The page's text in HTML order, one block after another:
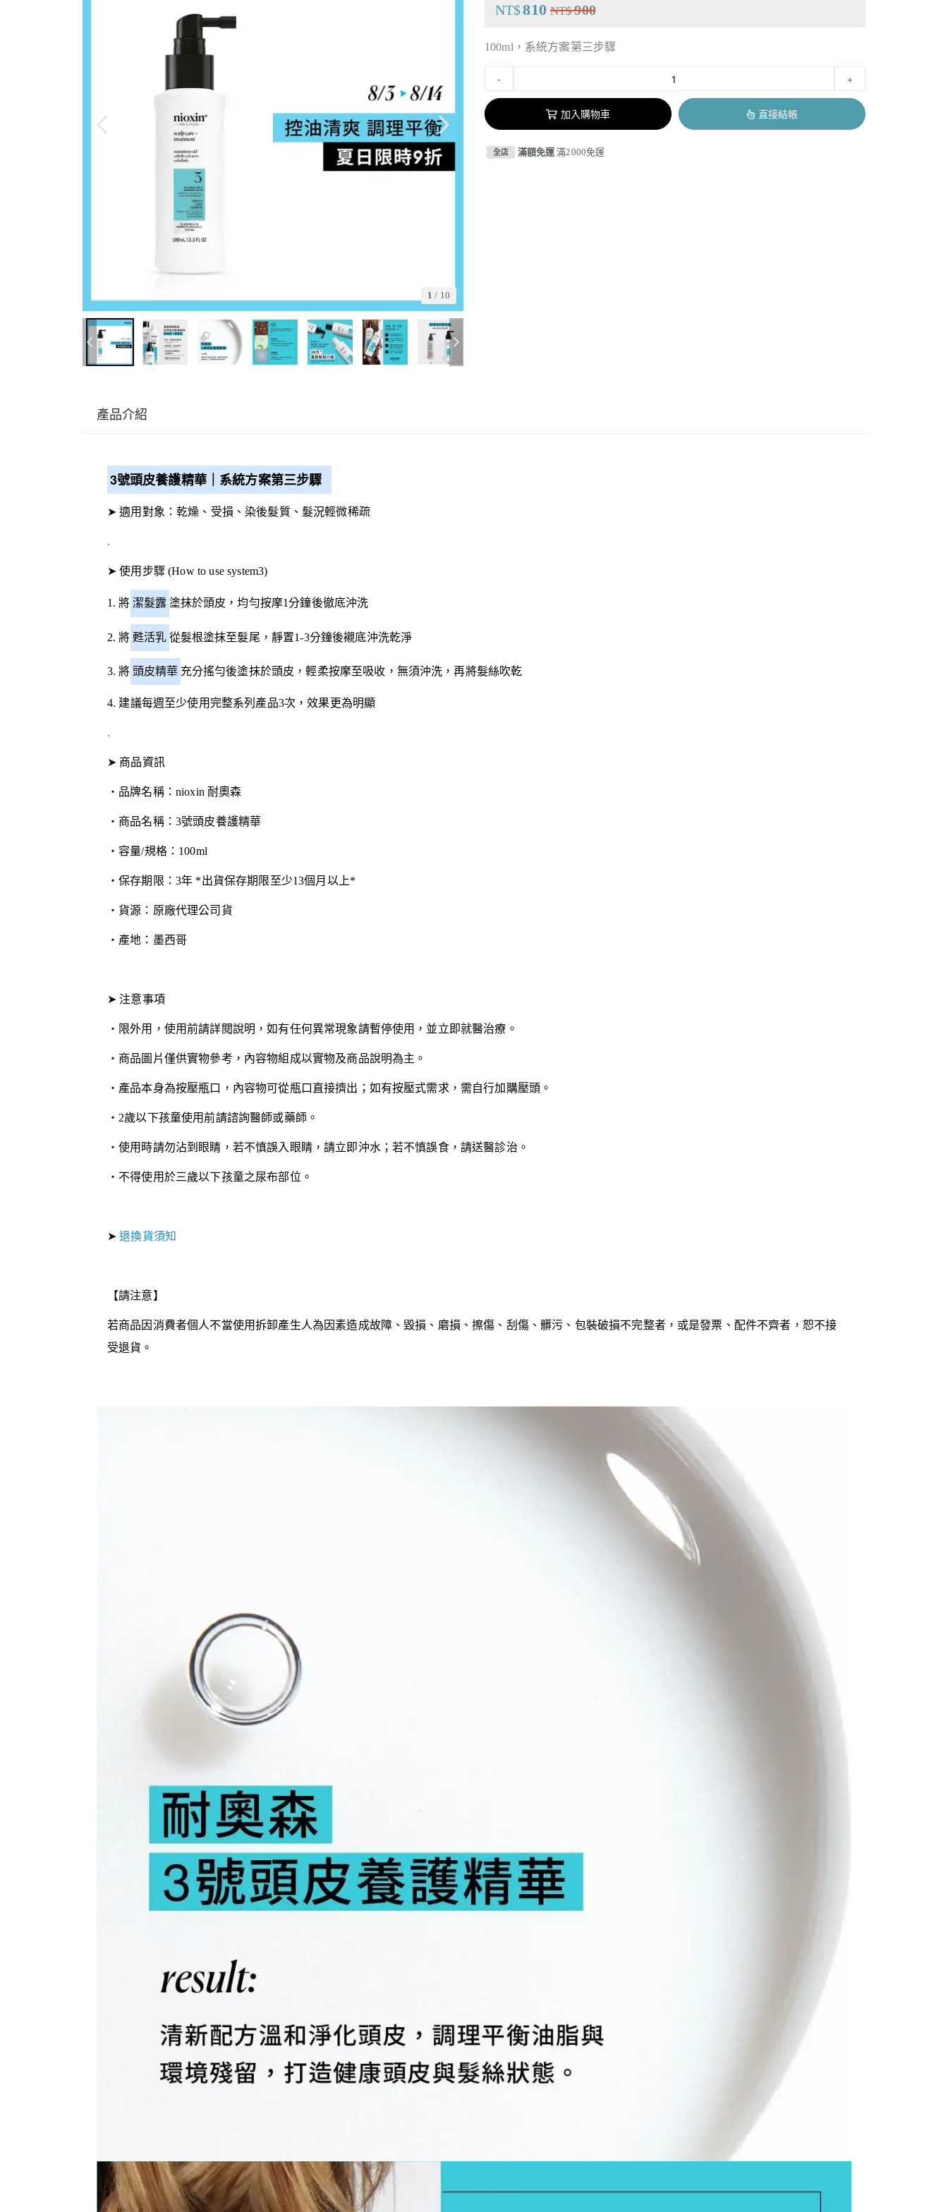
1 / 10
NT$810 NT$900
100ml，系統方案第三步驟
- +
加入購物車 直接結帳
全店 滿額免運滿2000免運
產品介紹
3號頭皮養護精華｜系統方案第三步驟
➤ 適用對象：乾燥、受損、染後髮質、髮況輕微稀疏
.
➤ 使用步驟 (How to use system3)
1. 將 潔髮露 塗抹於頭皮，均勻按摩1分鐘後徹底沖洗
2. 將 甦活乳 從髮根塗抹至髮尾，靜置1-3分鐘後襯底沖洗乾淨
3. 將 頭皮精華 充分搖勻後塗抹於頭皮，輕柔按摩至吸收，無須沖洗，再將髮絲吹乾
4. 建議每週至少使用完整系列產品3次，效果更為明顯
.
➤ 商品資訊
・品牌名稱：nioxin 耐奧森
・商品名稱：3號頭皮養護精華
・容量/規格：100ml
・保存期限：3年 *出貨保存期限至少13個月以上*
・貨源：原廠代理公司貨
・產地：墨西哥
➤ 注意事項
・限外用，使用前請詳閱說明，如有任何異常現象請暫停使用，並立即就醫治療。
・商品圖片僅供實物參考，內容物組成以實物及商品說明為主。
・產品本身為按壓瓶口，內容物可從瓶口直接擠出；如有按壓式需求，需自行加購壓頭。
・2歲以下孩童使用前請諮詢醫師或藥師。
・使用時請勿沾到眼睛，若不慎誤入眼睛，請立即沖水；若不慎誤食，請送醫診治。
・不得使用於三歲以下孩童之尿布部位。
➤退換貨須知
【請注意】
若商品因消費者個人不當使用拆卸產生人為因素造成故障、毀損、磨損、擦傷、刮傷、髒污、包裝破損不完整者，或是發票、配件不齊者，恕不接
受退貨。